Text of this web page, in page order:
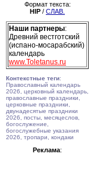
Формат текста:
HIP / СЛАВ.
Наши партнеры:
Древний вестготский
(испано-мосарабский)
календарь
www.Toletanus.ru
Контекстные теги:
Православный календарь
2026, церковный календарь,
православные праздники,
церковные праздники,
двунадесятые праздники
2026, посты, месяцеслов,
богослужение,
богослужебные указания
2026, тропари, кондаки
Реклама: